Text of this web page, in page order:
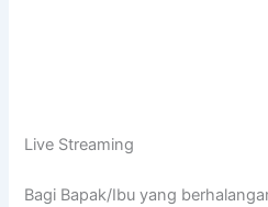
Live Streaming
Bagi Bapak/Ibu yang